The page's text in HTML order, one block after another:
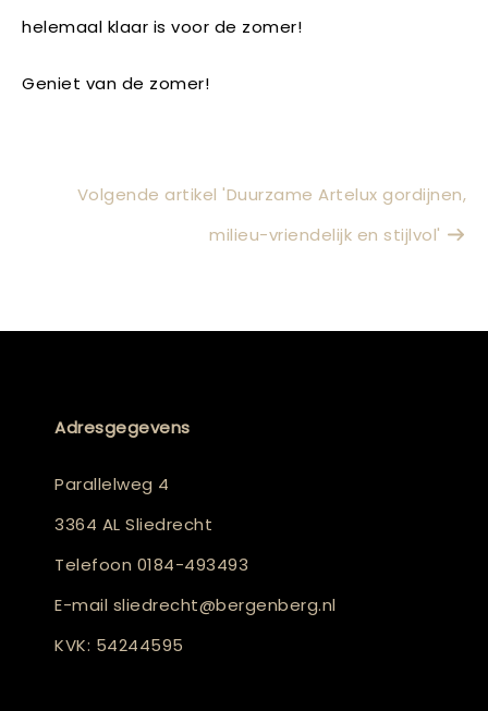
helemaal klaar is voor de zomer!
Geniet van de zomer!
Volgende artikel 'Duurzame Artelux gordijnen,
milieu-vriendelijk en stijlvol'
Adresgegevens
Parallelweg 4
3364 AL Sliedrecht
Telefoon 0184-493493
E-mail sliedrecht@bergenberg.nl
KVK: 54244595